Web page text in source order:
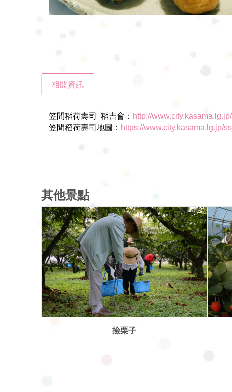
相關資訊
笠間稻荷壽司稻吉會： http://
笠間稻荷壽司地圖： https://www.city.kasama.lg.jp/
其他景點